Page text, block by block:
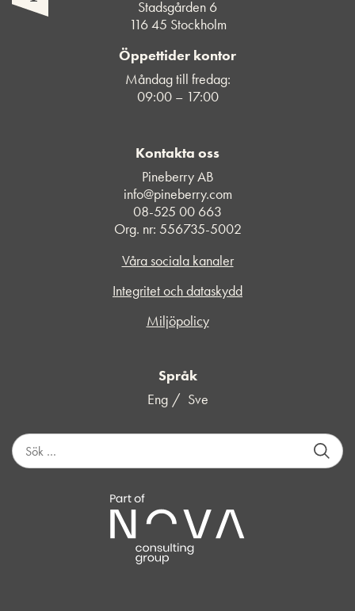
Stadsgården 6
116 45 Stockholm
Öppettider kontor
Måndag till fredag:
09:00 – 17:00
Kontakta oss
Pineberry AB
info@pineberry.com
08-525 00 663
Org. nr: 556735-5002
Våra sociala kanaler
Integritet och dataskydd
Miljöpolicy
Språk
Eng
Sve
S
ö
k